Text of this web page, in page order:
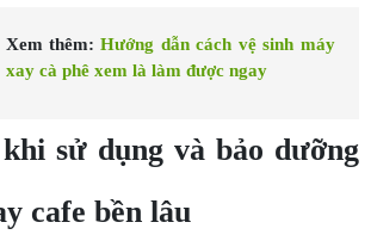
Xem thêm:Hướng dẫn cách vệ sinh máy
xay cà phê xem là làm được ngay
sử dụng và bảo dưỡng
cafe bền lâu